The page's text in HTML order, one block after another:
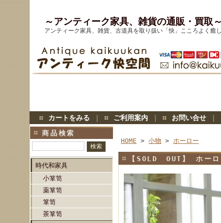
～アンティーク家具、雑貨の通販・買取
アンティーク家具、雑貨、古道具を取り扱い「快」こころよく癒
カートをみる ｜ ご利用案内 ｜ お問い合せ ｜
商品検索
時代和家具
小箪笥
薬箪笥
箪笥
茶箪笥
HOME > 小物 > ホーロー
【SOLD OUT】 ホー